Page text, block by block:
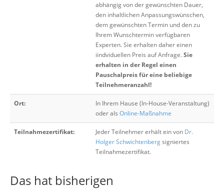
abhängig von der gewünschten Dauer,
den inhaltlichen Anpassungswünschen,
dem gewünschten Termin und den zu
Ihrem Wunschtermin verfügbaren
Experten. Sie erhalten daher einen
iindviduellen Preis auf Anfrage.Sie
erhalten in der Regel einen
Pauschalpreis für eine beliebige
Teilnehmeranzahl!
Ort:
In Ihrem Hause (In-House-Veranstaltung)
oder als Online-Maßnahme
Teilnahmezertifikat: Jeder Teilnehmer erhält ein von Dr.
Holger Schwichtenbergsigniertes
Teilnahmezertifikat.
Das hat bisherigen